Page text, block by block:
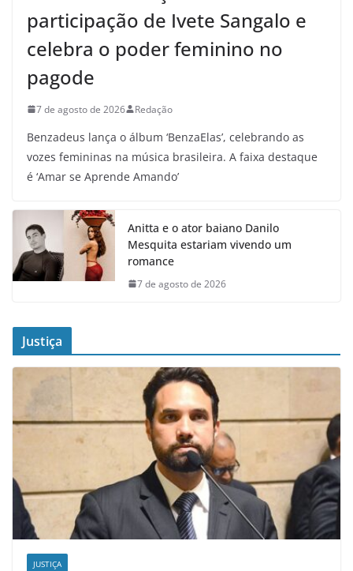
participação de Ivete Sangalo e
celebra o poder feminino no
pagode
7 de agosto de 2026 Redação
Benzadeus lança o álbum ‘BenzaElas’, celebrando as
vozes femininas na música brasileira. A faixa destaque
é ‘Amar se Aprende Amando’
Anitta e o ator baiano Danilo
Mesquita estariam vivendo um
romance
7 de agosto de 2026
Justiça
JUSTIÇA